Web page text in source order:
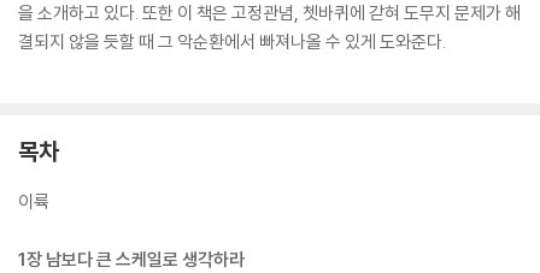
을 소개하고 있다. 또한 이 책은 고정관념, 쳇바퀴에 갇혀 도무지 문제가 해
결되지 않을 듯할 때 그 악순환에서 빠져나올 수 있게 도와준다.
목차
이륙
1장 남보다 큰 스케일로 생각하라